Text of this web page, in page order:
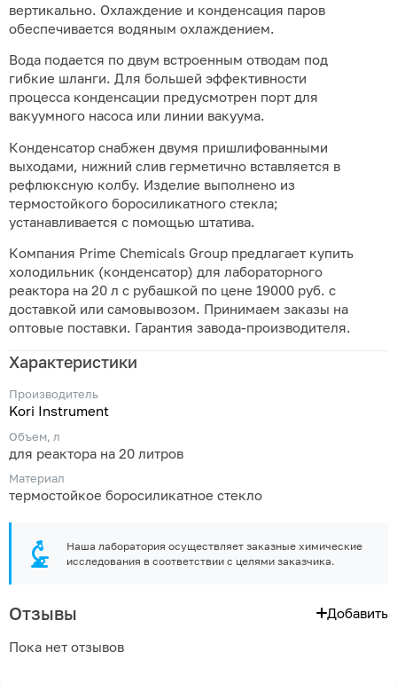
вертикально. Охлаждение и конденсация паров
обеспечивается водяным охлаждением.
Вода подается по двум встроенным отводам под
гибкие шланги. Для большей эффективности
процесса конденсации предусмотрен порт для
вакуумного насоса или линии вакуума.
Конденсатор снабжен двумя пришлифованными
выходами, нижний слив герметично вставляется в
рефлюксную колбу. Изделие выполнено из
термостойкого боросиликатного стекла;
устанавливается с помощью штатива.
Компания Prime Chemicals Group предлагает купить
холодильник (конденсатор) для лабораторного
реактора на 20 л с рубашкой по цене 19000 руб. с
доставкой или самовывозом. Принимаем заказы на
оптовые поставки. Гарантия завода-производителя.
Характеристики
Производитель
Kori Instrument
Объем, л
для реактора на 20 литров
Материал
термостойкое боросиликатное стекло
Наша лаборатория осуществляет заказные химические
исследования в соответствии с целями заказчика.
Отзывы Добавить
Пока нет отзывов